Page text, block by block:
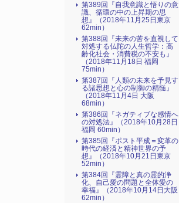
第389回『自我意識と悟りの意
識、循環の中の上昇期の思
想』（2018年11月25日東京
62min）
第388回『未来の苦を直視して
対処する仏陀の人生哲学：高
齢化社会・消費税の不安も』
（2018年11月18日 福岡
75min）
第387回『人類の未来を予見す
る諸思想と心の制御の精髄』
（2018年11月4日 大阪
68min）
第386回『ネガティブな感情へ
の対処法』（2018年10月28日
福岡 60min）
第385回『ポスト平成＝変革の
時代の経済と精神世界の予
想』（2018年10月21日東京
52min）
第384回『霊障と真の霊的浄
化、自己愛の問題と全体愛の
幸福』（2018年10月14日大阪
62min）